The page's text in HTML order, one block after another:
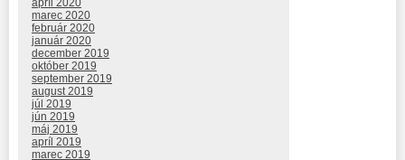
apríl 2020
marec 2020
február 2020
január 2020
december 2019
október 2019
september 2019
august 2019
júl 2019
jún 2019
máj 2019
apríl 2019
marec 2019